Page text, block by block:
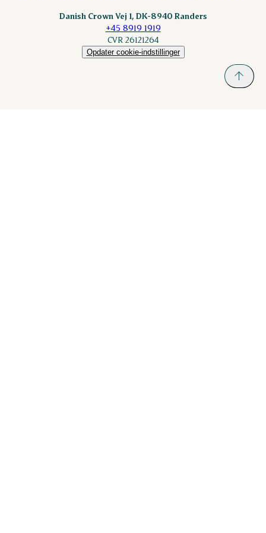
Danish Crown Vej 1, DK-8940 Randers
+45 8919 1919
CVR 26121264
Opdater cookie-indstillinger